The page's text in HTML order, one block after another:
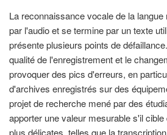
La reconnaissance vocale de la
par l'audio et se termine par un texte
présente plusieurs points de
qualité de l'enregistrement et le
provoquer des pics d'erreurs, en
d'archives enregistrés sur des
projet de recherche mené par des
apporter une valeur mesurable s'il
plus délicates, telles que la